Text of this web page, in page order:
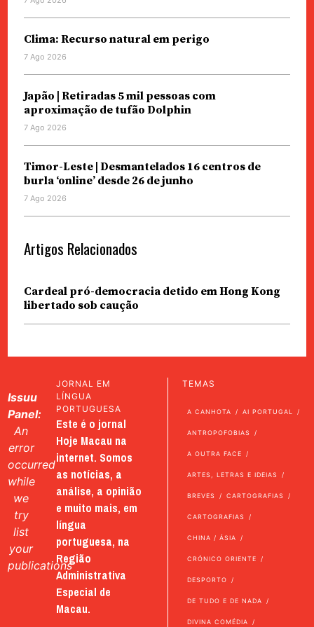
Clima: Recurso natural em perigo
7 Ago 2026
Japão | Retiradas 5 mil pessoas com
aproximação de tufão Dolphin
7 Ago 2026
Timor-Leste | Desmantelados 16 centros de
burla ‘online’ desde 26 de junho
7 Ago 2026
Artigos Relacionados
Cardeal pró-democracia detido em Hong Kong
libertado sob caução
Issuu
Panel:
An
error
occurred
while
we
try
list
your
publications
JORNAL EM
LÍNGUA
PORTUGUESA
Este é o jornal
Hoje Macau na
internet. Somos
as notícias, a
análise, a opinião
e muito mais, em
língua
portuguesa, na
Região
Administrativa
Especial de
Macau.
TEMAS
A CANHOTA AI PORTUGAL
ANTROPOFOBIAS
A OUTRA FACE
ARTES, LETRAS E IDEIAS
BREVES CARTOGRAFIAS
CARTOGRAFIAS
CHINA / ÁSIA
CRÓNICO ORIENTE
DESPORTO
DE TUDO E DE NADA
DIVINA COMÉDIA